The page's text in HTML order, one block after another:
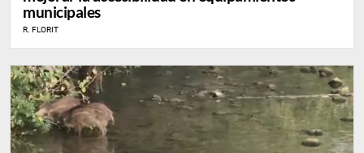
municipales
R. FLORIT